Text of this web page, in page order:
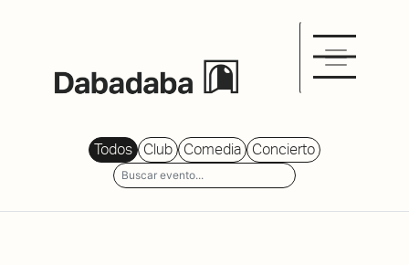
Todos Club Comedia Concierto